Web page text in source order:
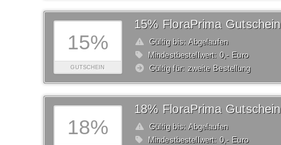
15%
GUTSCHEIN
15% FloraPrima Gutschein
Gültig bis: Abgelaufen
Mindestbestellwert: 0,- Euro
Gültig für: zweite Bestellung
18%
18% FloraPrima Gutschein
Gültig bis: Abgelaufen
Mindestbestellwert: 0,- Euro